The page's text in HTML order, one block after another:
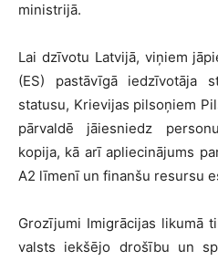
ministrijā.
Lai dzīvotu Latvijā, viņiem
(ES) pastāvīgā iedzīvotāja
statusu, Krievijas pilsoņiem
pārvaldē jāiesniedz
kopija, kā arī apliecinājums
A2 līmenī un finanšu resursu
Grozījumi Imigrācijas likumā
valsts iekšējo drošību un